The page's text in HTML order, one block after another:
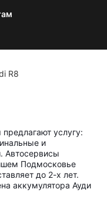
R8
услугу:
и
Автосервисы
Подмосковье
до 2-х лет.
аккумулятора Ауди